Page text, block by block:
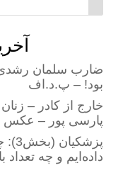
ضارب سلمان
بود! – پ.د.اف
خارج از کادر –
پارسی پور – عکس
داده‌ایم و چه تعداد